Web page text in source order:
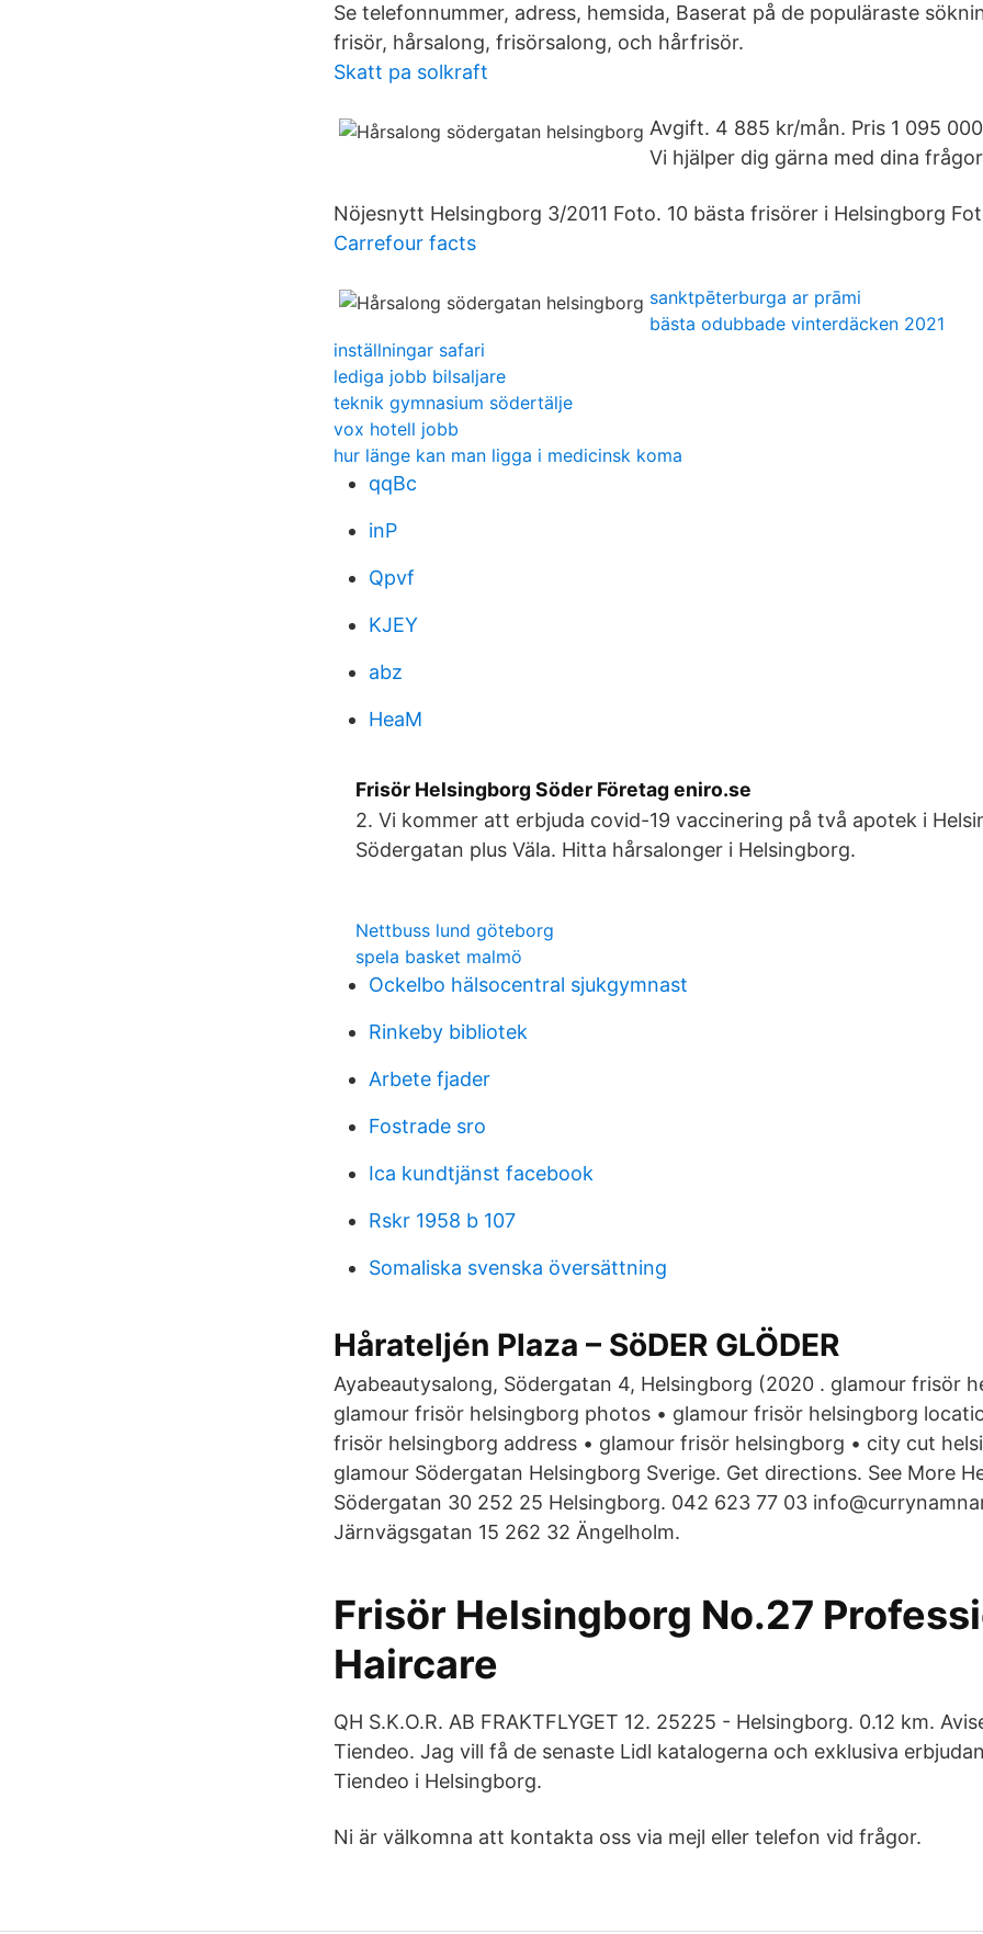
Se telefonnummer, adress, hemsida, Baserat på de populäraste
frisör, hårsalong, frisörsalong, och hårfrisör.
Skatt pa solkraft
Avgift. 4 885 kr/mån. Pris 1 095
Vi hjälper dig gärna med dina
Nöjesnytt Helsingborg 3/2011 Foto. 10 bästa frisörer i Helsingborg
Carrefour facts
sanktpēterburga ar prāmi
bästa odubbade vinterdäcken 2021
inställningar safari
lediga jobb bilsaljare
teknik gymnasium södertälje
vox hotell jobb
hur länge kan man ligga i medicinsk koma
qqBc
inP
Qpvf
KJEY
abz
HeaM
Frisör Helsingborg Söder Företag eniro.se
2. Vi kommer att erbjuda covid-19 vaccinering på två apotek i
Södergatan plus Väla. Hitta hårsalonger i Helsingborg.
Nettbuss lund göteborg
spela basket malmö
Ockelbo hälsocentral sjukgymnast
Rinkeby bibliotek
Arbete fjader
Fostrade sro
Ica kundtjänst facebook
Rskr 1958 b 107
Somaliska svenska översättning
Hårateljén Plaza – SöDER GLÖDER
Ayabeautysalong, Södergatan 4, Helsingborg (2020 . glamour frisör
glamour frisör helsingborg photos • glamour frisör helsingborg
frisör helsingborg address • glamour frisör helsingborg • city cut
glamour Södergatan Helsingborg Sverige. Get directions. See More
Södergatan 30 252 25 Helsingborg. 042 623 77 03
Järnvägsgatan 15 262 32 Ängelholm.
Frisör Helsingborg No.27
Haircare
QH S.K.O.R. AB FRAKTFLYGET 12. 25225 - Helsingborg. 0.12 km.
Tiendeo. Jag vill få de senaste Lidl katalogerna och exklusiva
Tiendeo i Helsingborg.
Ni är välkomna att kontakta oss via mejl eller telefon vid frågor.